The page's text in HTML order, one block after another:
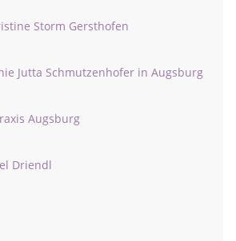
Storm Gersthofen
Jutta Schmutzenhofer in Augsburg
Augsburg
Driendl